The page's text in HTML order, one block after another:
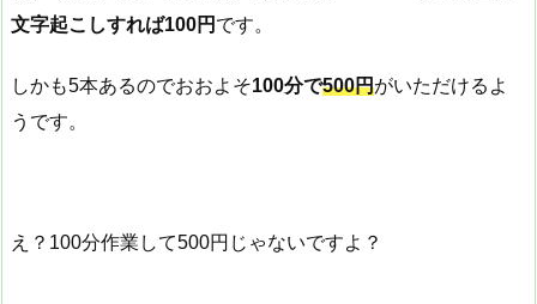
文字起こしすれば100円 です。
しかも5本あるのでおおよそ100分で500円がいただけるよ
うです。
え？100分作業して500円じゃないですよ？